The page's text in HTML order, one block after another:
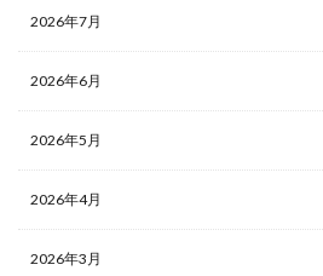
2026年7月
2026年6月
2026年5月
2026年4月
2026年3月